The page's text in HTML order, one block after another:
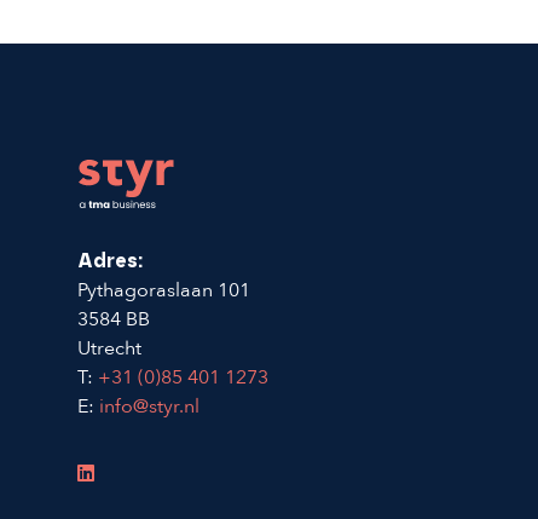
Adres:
Pythagoraslaan 101
3584 BB
Utrecht
T: +31 (0)85 401 1273
E: info@styr.nl